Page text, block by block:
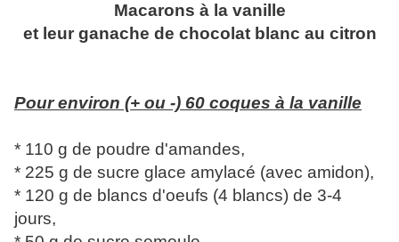
Macarons à la vanille
et leur ganache de chocolat blanc au citron
Pour environ (+ ou -) 60 coques à la vanille
* 110 g de poudre d'amandes,
* 225 g de sucre glace amylacé (avec amidon),
* 120 g de blancs d'oeufs (4 blancs) de 3-4
jours,